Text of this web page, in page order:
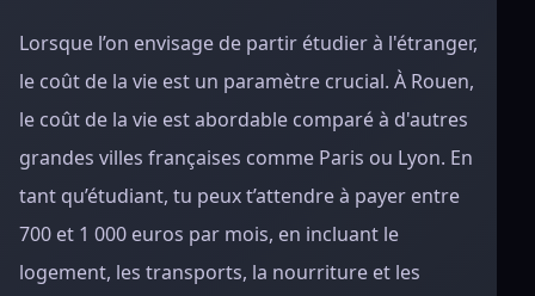
Lorsque l’on envisage de partir étudier à l'étranger,
le coût de la vie est un paramètre crucial. À Rouen,
le coût de la vie est abordable comparé à d'autres
grandes villes françaises comme Paris ou Lyon. En
tant qu’étudiant, tu peux t’attendre à payer entre
700 et 1 000 euros par mois, en incluant le
logement, les transports, la nourriture et les